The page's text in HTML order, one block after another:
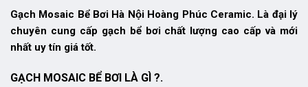
Gạch Mosaic Bể Bơi Hà Nội Hoàng Phúc Ceramic. Là đại lý
chuyên cung cấp gạch bể bơi chất lượng cao cấp và mới
nhất uy tín giá tốt.
GẠCH MOSAIC BỂ BƠI LÀ GÌ ?.